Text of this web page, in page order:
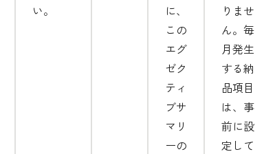
い。
に、
この
エグ
ゼク
ティ
ブサ
マリ
ーの
りませ
ん。毎
月発生
する納
品項目
は、事
前に設
定して